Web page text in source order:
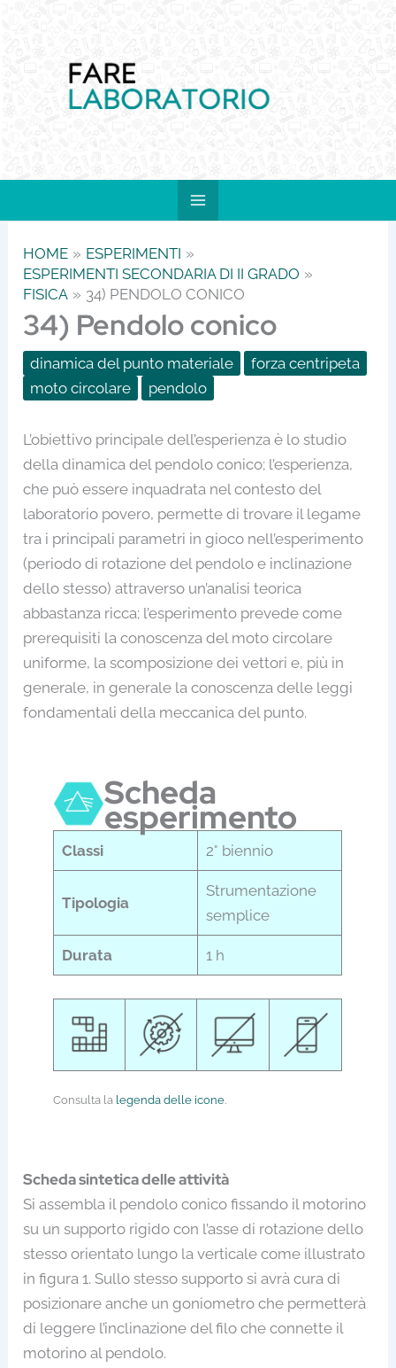
contenuto
HOME
ESPERIMENTI
ESPERIMENTI SECONDARIA DI II GRADO
FISICA
34) PENDOLO CONICO
34) Pendolo conico
dinamica del punto materiale
forza centripeta
moto circolare
pendolo
L’obiettivo principale dell’esperienza è lo studio
della dinamica del pendolo conico; l’esperienza,
che può essere inquadrata nel contesto del
laboratorio povero, permette di trovare il legame
tra i principali parametri in gioco nell’esperimento
(periodo di rotazione del pendolo e inclinazione
dello stesso) attraverso un’analisi teorica
abbastanza ricca; l’esperimento prevede come
prerequisiti la conoscenza del moto circolare
uniforme, la scomposizione dei vettori e, più in
generale, in generale la conoscenza delle leggi
fondamentali della meccanica del punto.
Scheda
esperimento
Classi 2° biennio
Tipologia
Strumentazione
semplice
Durata 1 h
Consulta la legenda delle icone.
Scheda sintetica delle attività
Si assembla il pendolo conico fissando il motorino
su un supporto rigido con l’asse di rotazione dello
stesso orientato lungo la verticale come illustrato
in figura 1. Sullo stesso supporto si avrà cura di
posizionare anche un goniometro che permetterà
di leggere l’inclinazione del filo che connette il
motorino al pendolo.